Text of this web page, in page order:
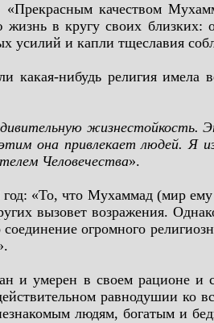
качеством
в кругу своих
усилий и капли тщеславия
нибудь религия имела
жизнестойкость.
она привлекает людей. Я
Человечества».
«То, что Мухаммад (мир ему
вызовет возражения.
огромного
умерен в своем рационе и
равнодушии ко
людям, богатым и